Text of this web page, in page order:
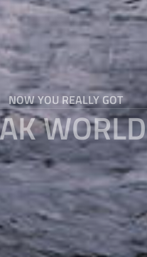
NOW YOU REALLY GOT
WORLD